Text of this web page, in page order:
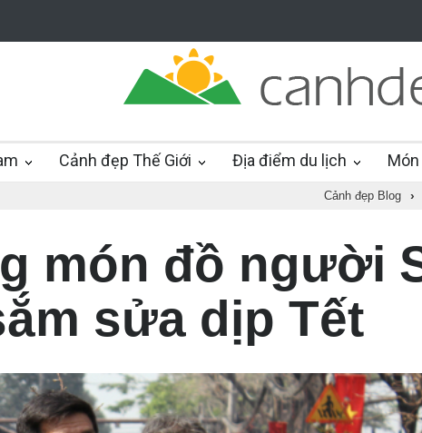
Cảnh đẹp Thế Giới Địa điểm du lịch
Cảnh đẹp Blog ›
món đồ người
sửa dịp Tết